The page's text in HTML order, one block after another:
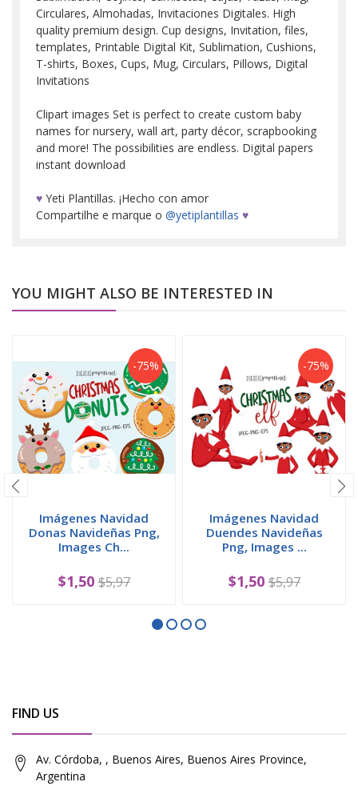
Circulares, Almohadas, Invitaciones Digitales. High
quality premium design. Cup designs, Invitation, files,
templates, Printable Digital Kit, Sublimation, Cushions,
T-shirts, Boxes, Cups, Mug, Circulars, Pillows, Digital
Invitations
Clipart images Set is perfect to create custom baby
names for nursery, wall art, party décor, scrapbooking
and more! The possibilities are endless. Digital papers
instant download
♥ Yeti Plantillas. ¡Hecho con amor
Compartilhe e marque o @yetiplantillas ♥
YOU MIGHT ALSO BE INTERESTED IN
-75%
Imágenes Navidad
Donas Navideñas Png,
Images Ch...
$1,50 $5,97
-75%
Imágenes Navidad
Duendes Navideñas
Png, Images ...
$1,50 $5,97
FIND US
Av. Córdoba, , Buenos Aires, Buenos Aires Province,
Argentina